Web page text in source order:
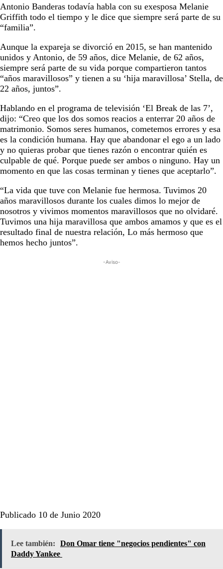
Antonio Banderas todavía habla con su exesposa Melanie
Griffith todo el tiempo y le dice que siempre será parte de su
“familia”.
Aunque la expareja se divorció en 2015, se han mantenido
unidos y Antonio, de 59 años, dice Melanie, de 62 años,
siempre será parte de su vida porque compartieron tantos
“años maravillosos” y tienen a su ‘hija maravillosa’ Stella, de
22 años, juntos”.
Hablando en el programa de televisión ‘El Break de las 7’,
dijo: “Creo que los dos somos reacios a enterrar 20 años de
matrimonio. Somos seres humanos, cometemos errores y esa
es la condición humana. Hay que abandonar el ego a un lado
y no quieras probar que tienes razón o encontrar quién es
culpable de qué. Porque puede ser ambos o ninguno. Hay un
momento en que las cosas terminan y tienes que aceptarlo”.
“La vida que tuve con Melanie fue hermosa. Tuvimos 20
años maravillosos durante los cuales dimos lo mejor de
nosotros y vivimos momentos maravillosos que no olvidaré.
Tuvimos una hija maravillosa que ambos amamos y que es el
resultado final de nuestra relación, Lo más hermoso que
hemos hecho juntos”.
-Aviso-
Publicado 10 de Junio 2020
Lee también:
Don Omar tiene "negocios pendientes" con
Daddy Yankee